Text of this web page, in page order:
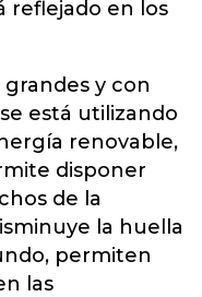
reflejado en los
y con
está utilizando
renovable,
disponer
de la
la huella
permiten
las